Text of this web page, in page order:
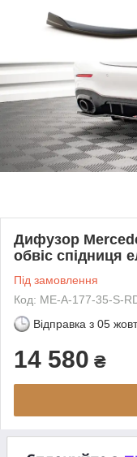
Дифузор
обвіс спідниця
Під замовлення
Код: ME-A-177-35-S-
Відправка з 05
14 580 ₴